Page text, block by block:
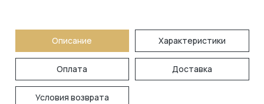
Описание Характеристики
Оплата Доставка
Условия возврата